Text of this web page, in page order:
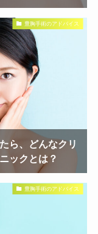
豊胸手術のアドバイス
ら、どんなクリ
ックとは？
豊胸手術のアドバイス